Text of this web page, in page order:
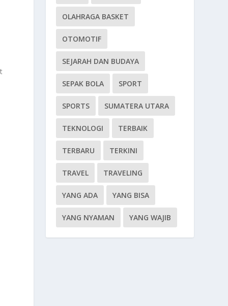
OLAHRAGA BASKET
OTOMOTIF
SEJARAH DAN BUDAYA
SEPAK BOLA SPORT
SPORTS SUMATERA UTARA
TEKNOLOGI TERBAIK
TERBARU TERKINI
TRAVEL TRAVELING
YANG ADA YANG BISA
YANG NYAMAN YANG WAJIB